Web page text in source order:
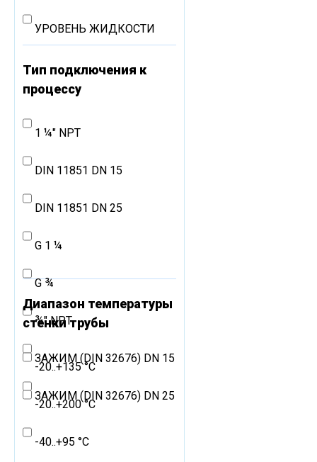
УРОВЕНЬ ЖИДКОСТИ
Тип подключения к
процессу
1 ¼" NPT
DIN 11851 DN 15
DIN 11851 DN 25
G 1 ¼
G ¾
¾" NPT
ЗАЖИМ (DIN 32676) DN 15
ЗАЖИМ (DIN 32676) DN 25
Диапазон температуры
стенки трубы
-20..+135 °C
-20..+200 °C
-40..+95 °C